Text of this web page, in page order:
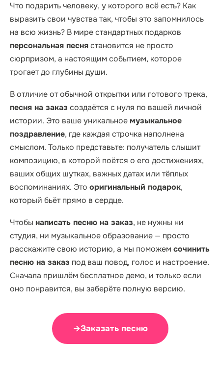
Что подарить человеку, у которого всё есть? Как
выразить свои чувства так, чтобы это запомнилось
на всю жизнь? В мире стандартных подарков
персональная песнястановится не просто
сюрпризом, а настоящим событием, которое
трогает до глубины души.
В отличие от обычной открытки или готового трека,
песня на заказ создаётся с нуля по вашей личной
истории. Это ваше уникальноемузыкальное
поздравление, где каждая строчка наполнена
смыслом. Только представьте: получатель слышит
композицию, в которой поётся о его достижениях,
ваших общих шутках, важных датах или тёплых
воспоминаниях. Это оригинальный подарок,
который бьёт прямо в сердце.
Чтобы написать песню на заказ, не нужны ни
студия, ни музыкальное образование — просто
расскажите свою историю, а мы поможем сочинить
песню на заказ под ваш повод, голос и настроение.
Сначала пришлём бесплатное демо, и только если
оно понравится, вы заберёте полную версию.
→Заказать песню